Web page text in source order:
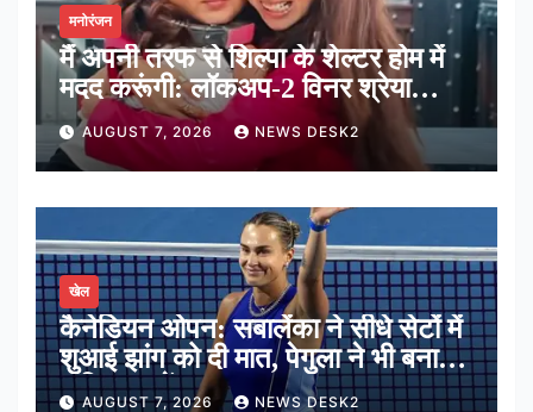
मनोरंजन
मैं अपनी तरफ से शिल्पा के शेल्टर होम में
मदद करूंगी: लॉकअप-2 विनर श्रेया
कालरा
AUGUST 7, 2026 NEWS DESK2
खेल
कैनेडियन ओपन: सबालेंका ने सीधे सेटों में
शुआई झांग को दी मात, पेगुला ने भी बनाई
अंतिम 16 में जगह
AUGUST 7, 2026 NEWS DESK2